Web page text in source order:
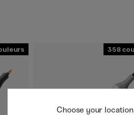
358
Choose your location